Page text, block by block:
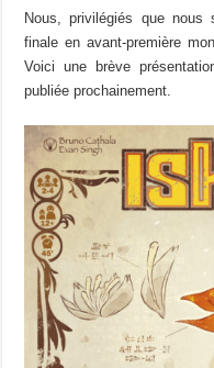
Nous, privilégiés que
finale en avant-première
Voici une brève
publiée prochainement.